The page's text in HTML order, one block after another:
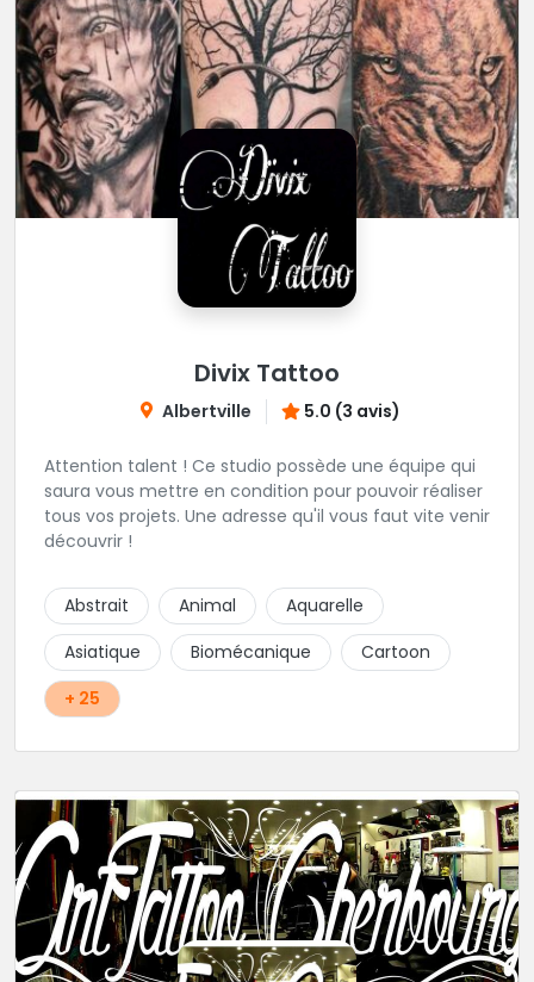
Divix Tattoo
Albertville 5.0 (3 avis)
Attention talent ! Ce studio possède une équipe qui
saura vous mettre en condition pour pouvoir réaliser
tous vos projets. Une adresse qu'il vous faut vite venir
découvrir !
Abstrait Animal
Aquarelle
Asiatique
Biomécanique
Cartoon
+ 25